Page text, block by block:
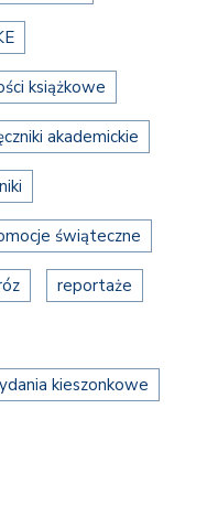
książkowe
akademickie
świąteczne
reportaże
kieszonkowe